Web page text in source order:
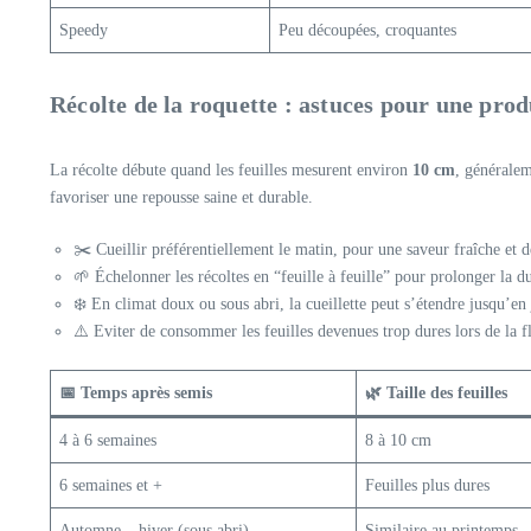
Speedy Peu découpées, croquantes
Récolte de la roquette : astuces pour une
La récolte débute quand les feuilles mesurent environ 10 cm ,
favoriser une repousse saine et durable.
✂️ Cueillir préférentiellement le matin, pour une saveur fraîche et
🌱 Échelonner les récoltes en “feuille à feuille” pour prolonger la
❄️ En climat doux ou sous abri, la cueillette peut s’étendre
⚠️ Eviter de consommer les feuilles devenues trop dures lors de la
📅 Temps après semis 🌿 Taille des feuilles
4 à 6 semaines 8 à 10 cm
6 semaines et + Feuilles plus dures